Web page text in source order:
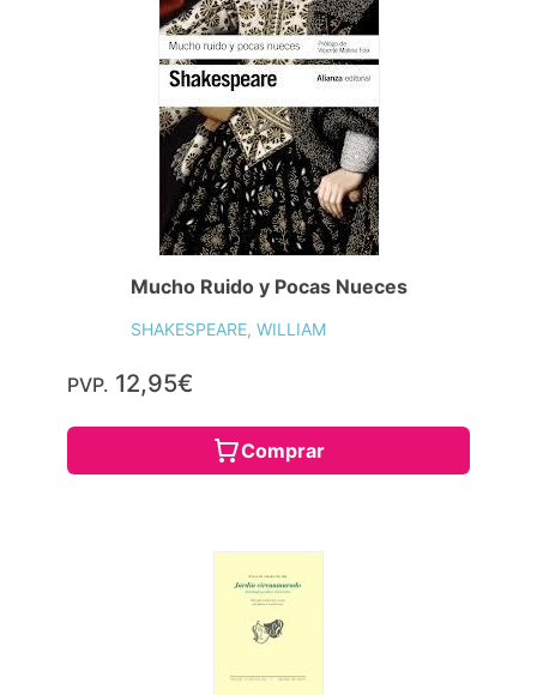
Mucho Ruido y Pocas Nueces
SHAKESPEARE, WILLIAM
PVP. 12,95€
Comprar